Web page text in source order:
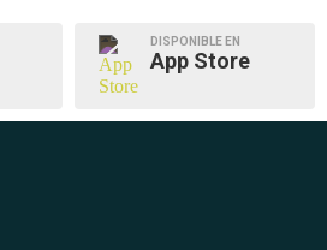
DISPONIBLE EN
App Store